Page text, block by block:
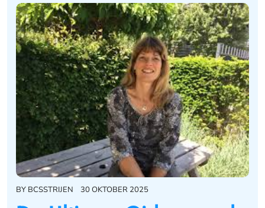
BY BCSSTRIJEN 30 OKTOBER 2025